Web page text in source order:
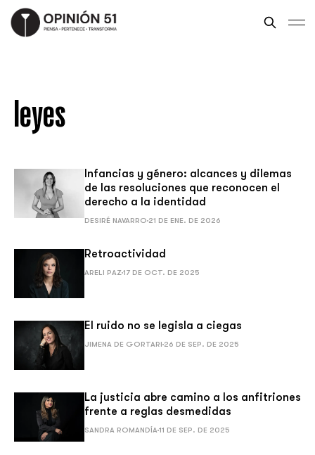
leyes
Infancias y género: alcances y dilemas
de las resoluciones que reconocen el
derecho a la identidad
DESIRÉ NAVARRO 21 DE ENE. DE 2026
Retroactividad
ARELI PAZ17 DE OCT. DE 2025
El ruido no se legisla a ciegas
JIMENA DE GORTARI 26 DE SEP. DE 2025
La justicia abre camino a los anfitriones
frente a reglas desmedidas
SANDRA ROMANDÍA11 DE SEP. DE 2025